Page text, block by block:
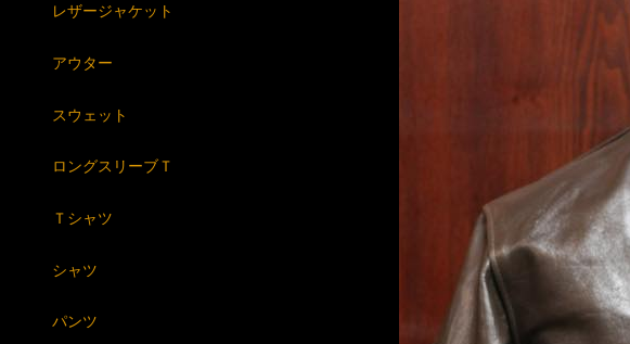
レザージャケット
アウター
スウェット
ロングスリーブＴ
Ｔシャツ
シャツ
パンツ